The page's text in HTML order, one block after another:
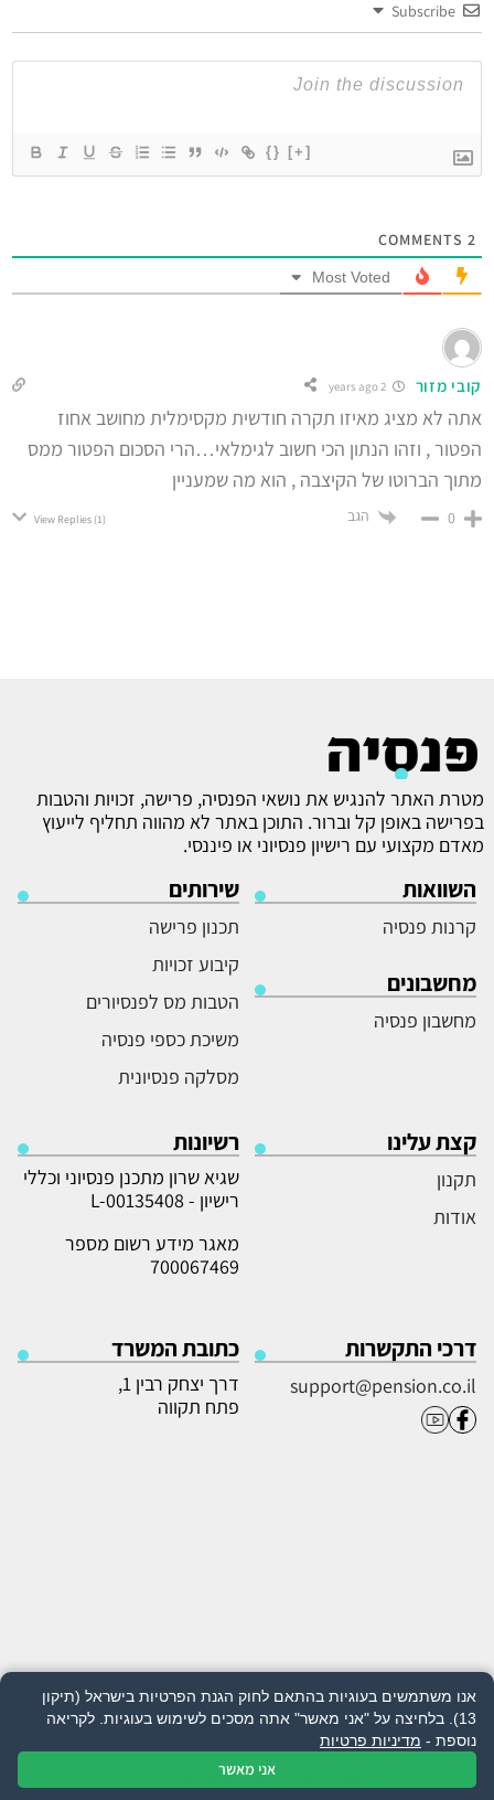
בדוק זכאות להטבות מס לפנסיונרים
Subscribe
{} [+]
2
Most Voted
קובי מזור 2 years ago
אתה לא מציג מאיזו תקרה חודשית מקסימלית מחושב אחוז
הפטור , וזהו הנתון הכי חשוב לגימלאי…הרי הסכום הפטור ממס
מתוך הברוטו של הקיצבה , הוא מה שמעניין
0 הגב View Replies (1)
מטרת האתר להנגיש את נושאי הפנסיה, פרישה, זכויות והטבות
בפרישה באופן קל וברור. התוכן באתר לא מהווה תחליף לייעוץ
מאדם מקצועי עם רישיון פנסיוני או פיננסי.
השוואות
קרנות פנסיה
מחשבונים
מחשבון פנסיה
שירותים
תכנון פרישה
קיבוע זכויות
הטבות מס לפנסיורים
משיכת כספי פנסיה
מסלקה פנסיונית
קצת עלינו
תקנון
אודות
רשיונות
שגיא שרון מתכנן פנסיוני וכללי
רישיון - L-00135408
מאגר מידע רשום מספר
700067469
דרכי התקשרות
support@pension.co.il
כתובת המשרד
דרך יצחק רבין 1,
פתח תקווה
מדיניות פרטיות|תנאי שימוש|הצהרת
נגישות
© כל הזכויות שמורות לאתר
אנו משתמשים בעוגיות בהתאם לחוק הגנת הפרטיות בישראל (תיקון
13). בלחיצה על "אני מאשר" אתה מסכים לשימוש בעוגיות.
לקריאה
נוספת - מדיניות פרטיות
אני מאשר